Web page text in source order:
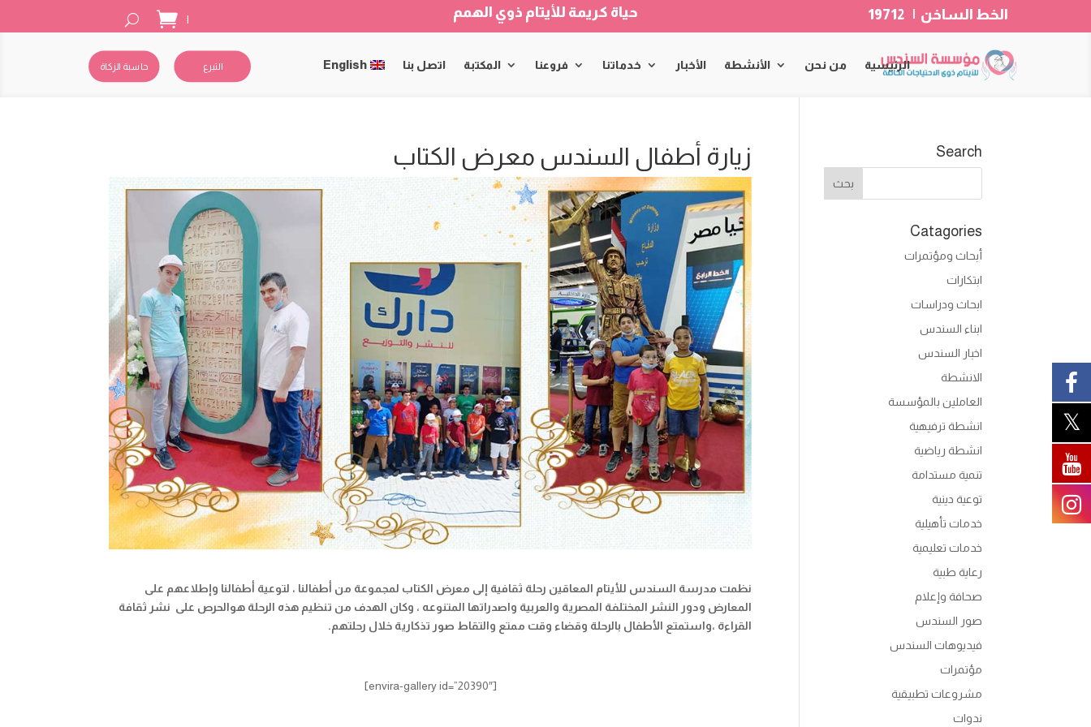
| حياة كريمة للأيتام ذوي الهمم الخط الساخن | 19712
التبرع حاسبة الزكاة الرئيسية من نحن الأنشطة الأخبار خدماتنا فروعنا المكتبة اتصل بنا English
زيارة أطفال السندس معرض الكتاب
نظمت مدرسة السندس للأيتام المعاقين رحلة ثقافية إلى معرض الكتاب لمجموعة من أطفالنا ، لتوعية أطفالنا وإطلاعهم على
المعارض ودور النشر المختلفة المصرية والعربية واصدراتها المتنوعه ، وكان الهدف من تنظيم هذه الرحلة هوالحرص على نشر ثقافة
القراءة ،واستمتع الأطفال بالرحلة وقضاء وقت ممتع والتقاط صور تذكارية خلال رحلتهم.
[envira-gallery id=”20390″]
Search
Catagories
أبحاث ومؤتمرات
ابتكارات
ابحاث ودراسات
ابناء السندس
اخبار السندس
الانشطة
العاملين بالمؤسسة
انشطة ترفيهية
انشطة رياضية
تنمية مستدامة
توعية دينية
خدمات تأهيلية
خدمات تعليمية
رعاية طبية
صحافة وإعلام
صور السندس
فيديوهات السندس
مؤتمرات
مشروعات تطبيقية
ندوات